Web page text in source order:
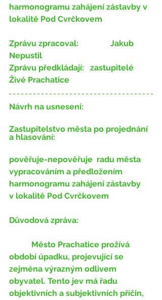
harmonogramu zahájení zástavby v
lokalitě Pod Cvrčkovem
Zprávu zpracoval:
Nepustil
Zprávu předkládají:
Živé Prachatice
Návrh na usnesení:
Zastupitelstvo města po projednání
a hlasování:
pověřuje-nepověřuje ​​ radu města
vypracováním a předložením
harmonogramu zahájení zástavby
v lokalitě Pod Cvrčkovem
Důvodová zpráva:
období úpadku, projevující se
zejména výrazným odlivem
obyvatel. Tento jev má řadu
objektivních a subjektivních příčin,